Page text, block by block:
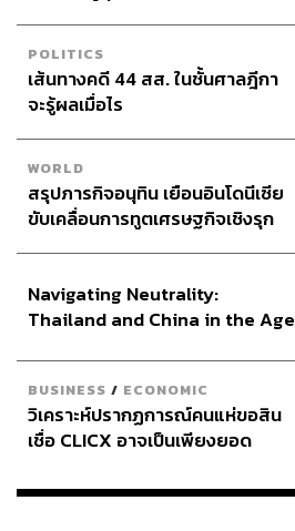
POLITICS
เส้นทางคดี 44 สส. ในชั้นศาลฎีกา
จะรู้ผลเมื่อไร
WORLD
สรุปภารกิจอนุทิน เยือนอินโดนีเซีย
ขับเคลื่อนการทูตเศรษฐกิจเชิงรุก
Navigating Neutrality:
Thailand and China in the Age
BUSINESS / ECONOMIC
วิเคราะห์ปรากฏการณ์คนแห่ขอสิน
เชื่อ CLICX อาจเป็นเพียงยอด
เรือนไทยที่ถูกซุกไว้